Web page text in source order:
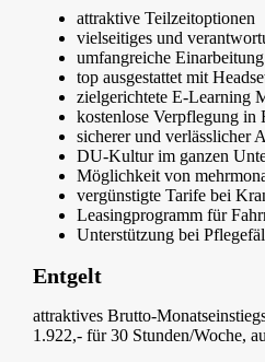
attraktive Teilzeitoptionen
vielseitiges und
umfangreiche
top ausgestattet mit
zielgerichtete E-Learning
kostenlose Verpflegung in
sicherer und verlässlicher
DU-Kultur im ganzen
Möglichkeit von
vergünstigte Tarife bei
Leasingprogramm für
Unterstützung bei
Entgelt
attraktives Brutto-
1.922,- für 30 Stunden/Woche,